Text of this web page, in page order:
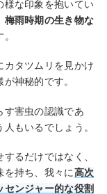
様な印象を抱いてい
梅雨時期の生き物な
カタツムリを見かけ
神秘的です。
す害虫の認識であ
もいるでしょう。
るだけではなく、
を持ち、我々に高次
センジャー的な役割